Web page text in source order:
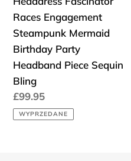
Birthday
Party
Headband
Piece
Sequin
Bling
Races Engagement
Steampunk Mermaid
Birthday Party
Headband Piece Sequin
Bling
Cena
regularna
£99.95
WYPRZEDANE